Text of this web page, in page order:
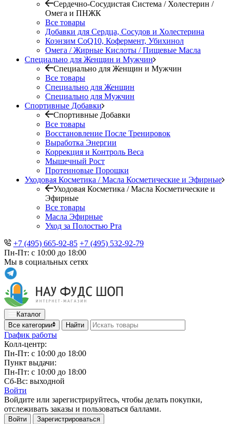
Сердечно-Сосудистая Система / Холестерин /
Омега и ПНЖК
Все товары
Добавки для Сердца, Сосудов и Холестерина
Коэнзим CoQ10, Кофермент, Убихинол
Омега / Жирные Кислоты / Пищевые Масла
Специально для Женщин и Мужчин
Специально для Женщин и Мужчин
Все товары
Специально для Женщин
Специально для Мужчин
Спортивные Добавки
Спортивные Добавки
Все товары
Восстановление После Тренировок
Выработка Энергии
Коррекция и Контроль Веса
Мышечный Рост
Протеиновые Порошки
Уходовая Косметика / Масла Косметические и Эфирные
Уходовая Косметика / Масла Косметические и
Эфирные
Все товары
Масла Эфирные
Уход за Полостью Рта
+7 (495) 665-92-85 +7 (495) 532-92-79
Пн-Пт: с 10:00 до 18:00
Мы в социальных сетях
Каталог
Все категории
Найти
График работы
Колл-центр:
Пн-Пт: с 10:00 до 18:00
Пункт выдачи:
Пн-Пт: с 10:00 до 18:00
Сб-Вс: выходной
Войти
Войдите или зарегистрируйтесь, чтобы делать покупки,
отслеживать заказы и пользоваться баллами.
Войти Зарегистрироваться